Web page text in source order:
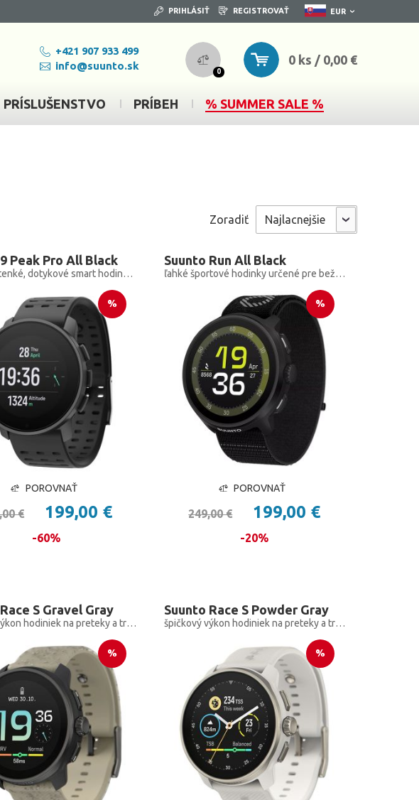
PRIHLÁSIŤ REGISTROVAŤ EUR
+421 907 933 499
info@suunto.sk
0
0 ks / 0,00 €
PRÍSLUŠENSTVO PRÍBEH % SUMMER SALE %
Zoradiť
Peak Pro All Black
GPS, ultratenké, dotykové smart hodinky s meraním pulzu na zápästí
%
POROVNAŤ
€ 199,00 €
-60%
Suunto Run All Black
ľahké športové hodinky určené pre bežcov
%
POROVNAŤ
249,00 € 199,00 €
-20%
S Gravel Gray
špičkový výkon hodiniek na preteky a tréning, len menšie
%
Suunto Race S Powder Gray
špičkový výkon hodiniek na preteky a tréning, len menšie
%